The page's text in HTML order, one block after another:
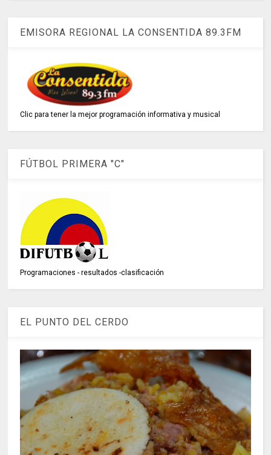
EMISORA REGIONAL LA CONSENTIDA 89.3FM
Clic para tener la mejor programación informativa y musical
FÚTBOL PRIMERA "C"
Programaciones - resultados -clasificación
EL PUNTO DEL CERDO